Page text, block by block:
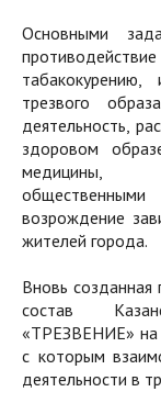
Основными
трезвого
деятельность,
здоровом
медицины,
общественными
возрождение
жителей города.
Вновь
состав
«ТРЕЗВЕНИЕ» на
с которым
деятельности в